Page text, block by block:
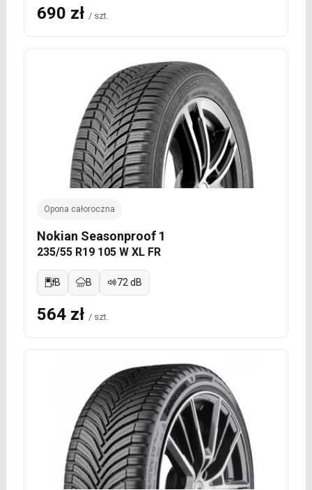
690 zł / szt.
Opona całoroczna
Nokian Seasonproof 1
235/55 R19 105 W XL FR
B B 72 dB
564 zł / szt.